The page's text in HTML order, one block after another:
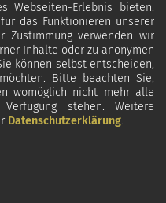
Webseiten-Erlebnis bieten.
das Funktionieren unserer
Zustimmung verwenden wir
Inhalte oder zu anonymen
können selbst entscheiden,
Bitte beachten Sie,
womöglich nicht mehr alle
stehen. Weitere
Datenschutzerklärung.